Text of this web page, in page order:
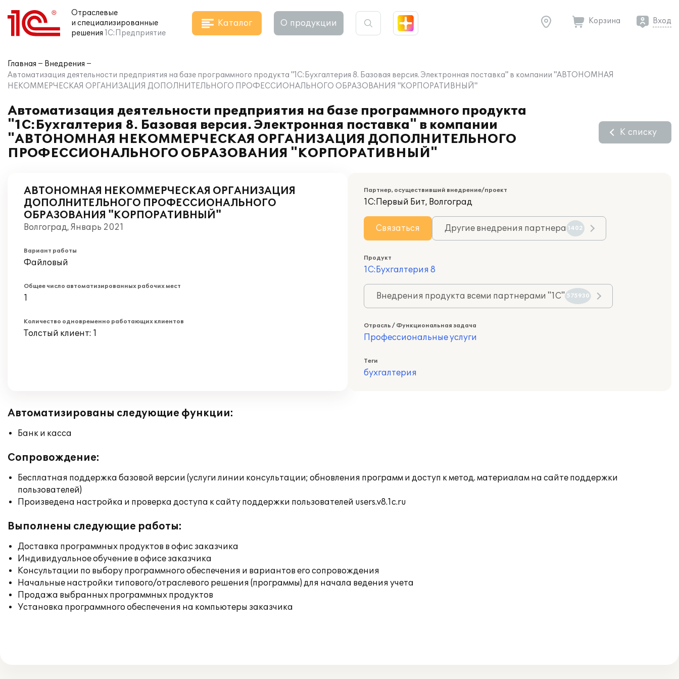
Отраслевые
и специализированные
решения 1С:Предприятие
Каталог О продукции Корзина Вход
Главная
Внедрения
Автоматизация деятельности предприятия на базе программного продукта "1С:Бухгалтерия 8. Базовая версия. Электронная поставка" в компании "АВТОНОМНАЯ
НЕКОММЕРЧЕСКАЯ ОРГАНИЗАЦИЯ ДОПОЛНИТЕЛЬНОГО ПРОФЕССИОНАЛЬНОГО ОБРАЗОВАНИЯ "КОРПОРАТИВНЫЙ"
Автоматизация деятельности предприятия на базе программного продукта
"1С:Бухгалтерия 8. Базовая версия. Электронная поставка" в компании
"АВТОНОМНАЯ НЕКОММЕРЧЕСКАЯ ОРГАНИЗАЦИЯ ДОПОЛНИТЕЛЬНОГО
ПРОФЕССИОНАЛЬНОГО ОБРАЗОВАНИЯ "КОРПОРАТИВНЫЙ"
К списку
АВТОНОМНАЯ НЕКОММЕРЧЕСКАЯ ОРГАНИЗАЦИЯ
ДОПОЛНИТЕЛЬНОГО ПРОФЕССИОНАЛЬНОГО
ОБРАЗОВАНИЯ "КОРПОРАТИВНЫЙ"
Волгоград, Январь 2021
Вариант работы
Файловый
Общее число автоматизированных рабочих мест
1
Количество одновременно работающих клиентов
Толстый клиент: 1
Партнер, осуществивший внедрение/проект
1С:Первый Бит, Волгоград
Связаться Другие внедрения партнера 1402
Продукт
1С:Бухгалтерия 8
Внедрения продукта всеми партнерами "1С" 575930
Отрасль / Функциональная задача
Профессиональные услуги
Теги
бухгалтерия
Автоматизированы следующие функции:
Банк и касса
Сопровождение:
Бесплатная поддержка базовой версии (услуги линии консультации; обновления программ и доступ к метод. материалам на сайте поддержки
пользователей)
Произведена настройка и проверка доступа к сайту поддержки пользователей users.v8.1c.ru
Выполнены следующие работы:
Доставка программных продуктов в офис заказчика
Индивидуальное обучение в офисе заказчика
Консультации по выбору программного обеспечения и вариантов его сопровождения
Начальные настройки типового/отраслевого решения (программы) для начала ведения учета
Продажа выбранных программных продуктов
Установка программного обеспечения на компьютеры заказчика